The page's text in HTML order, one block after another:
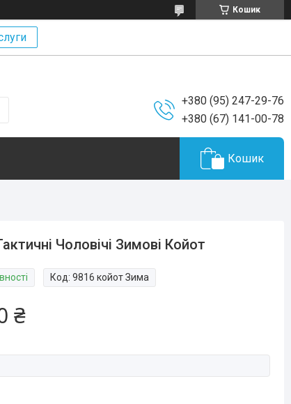
Кошик
+380 (95) 247-29-76
+380 (67) 141-00-78
Кошик
Чоловічі Зимові Койот
Код:9816 койот Зима
₴